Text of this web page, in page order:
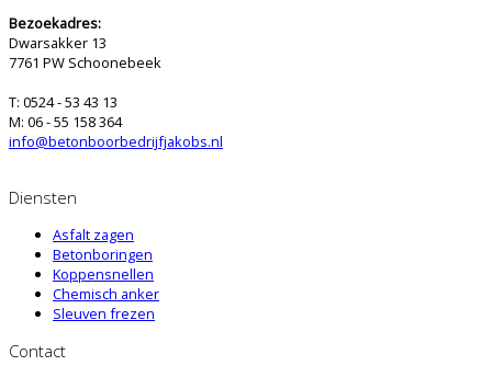
Bezoekadres:
Dwarsakker 13
7761 PW Schoonebeek
T: 0524 - 53 43 13
M: 06 - 55 158 364
info@betonboorbedrijfjakobs.nl
Diensten
Asfalt zagen
Betonboringen
Koppensnellen
Chemisch anker
Sleuven frezen
Contact